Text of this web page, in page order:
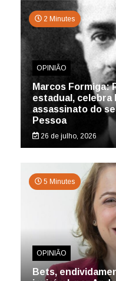
2 Minutes
OPINIÃO
Marcos Formiga:
estadual, celebra
assassinato do
Pessoa
26 de julho, 2026
5 Minutes
OPINIÃO
Bets,